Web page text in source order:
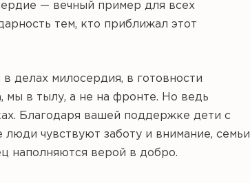
— вечный пример для всех
тем, кто приближал этот
делах милосердия, в готовности
мы в тылу, а не на фронте. Но ведь
Благодаря вашей поддержке дети с
чувствуют заботу и внимание, семьи
наполняются верой в добро.